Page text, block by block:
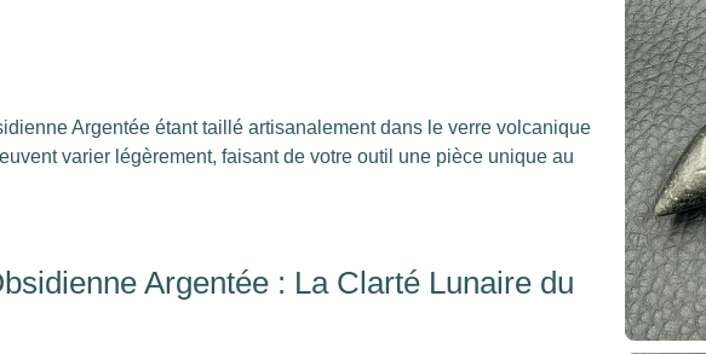
Argentée étant taillé artisanalement dans le verre volcanique
varier légèrement, faisant de votre outil une pièce unique au
Argentée : La Clarté Lunaire du